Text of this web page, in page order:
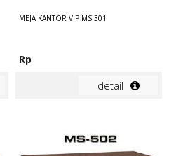
MEJA KANTOR VIP MS 301
Rp
detail